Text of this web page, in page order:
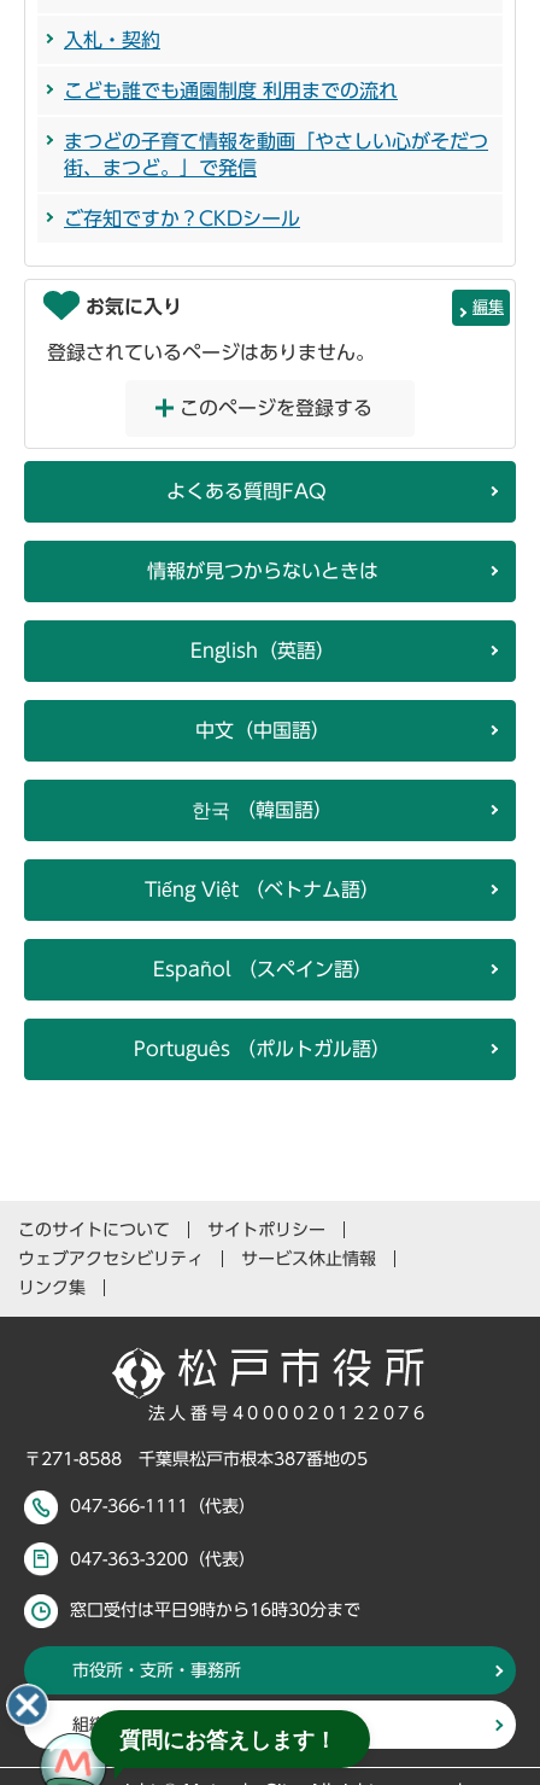
入札・契約
こども誰でも通園制度 利用までの流れ
まつどの子育て情報を動画「やさしい心がそだつ
街、まつど。」で発信
ご存知ですか？CKDシール
お気に入り 編集
登録されているページはありません。
このページを登録する
よくある質問FAQ
情報が見つからないときは
English（英語）
中文（中国語）
한국 （韓国語）
Tiếng Việt （ベトナム語）
Español （スペイン語）
Português （ポルトガル語）
このサイトについて
サイトポリシー
ウェブアクセシビリティ
サービス休止情報
リンク集
法人番号4000020122076
〒271-8588 千葉県松戸市根本387番地の5
047-366-1111（代表）
047-363-3200（代表）
窓口受付は平日9時から16時30分まで
市役所・支所・事務所
組織・部署から探す
質問にお答えします！